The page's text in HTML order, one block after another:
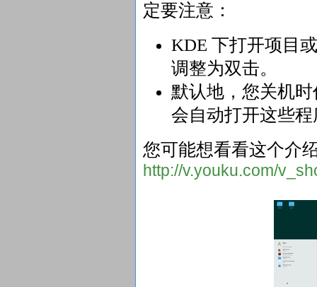
定要注意：
KDE 下打开项目
调整为双击。
默认地，您关机
会自动打开这些程
您可能想看看这个介
http://v.youku.com/